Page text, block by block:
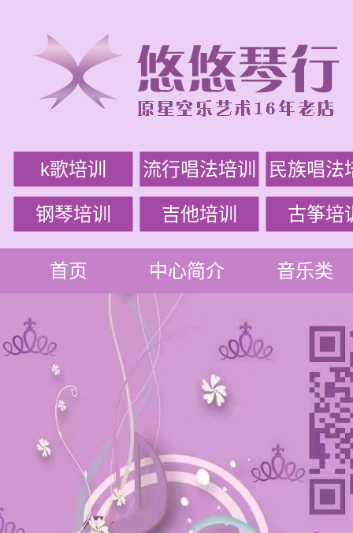
k歌培训 流行唱法培训 民族唱法
钢琴培训 吉他培训 古筝培
首页 中心简介 音乐类